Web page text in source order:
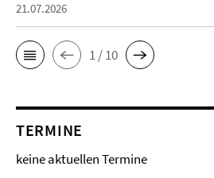
21.07.2026
1 / 10
TERMINE
keine aktuellen Termine